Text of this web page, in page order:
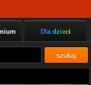
Dla dzieci
szukaj